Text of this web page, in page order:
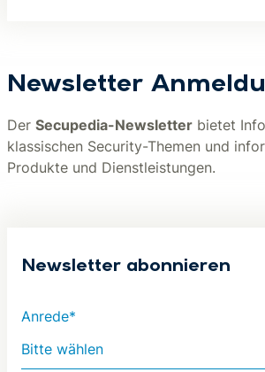
Newsletter
Der Secupedia-Newsletter bietet
klassischen Security-Themen und
Produkte und Dienstleistungen.
Newsletter abonnieren
Anrede*